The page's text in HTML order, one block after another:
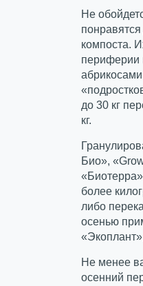
Не
компоста.
периферии
до 30 кг
кг.
Био»,
более
либо
осенью
Не менее
осенний